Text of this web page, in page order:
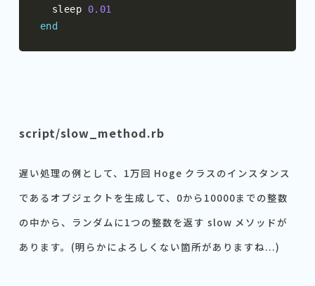
  sleep
0.01
end
script/slow_method.rb
遅い処理の例として、1万回 Hoge クラスのインスタンス
であるオブジェクトを生成して、0から10000までの整数
の中から、ランダムに1つの整数を返す slow メソッドが
あります。(明らかによろしくない箇所がありますね...)